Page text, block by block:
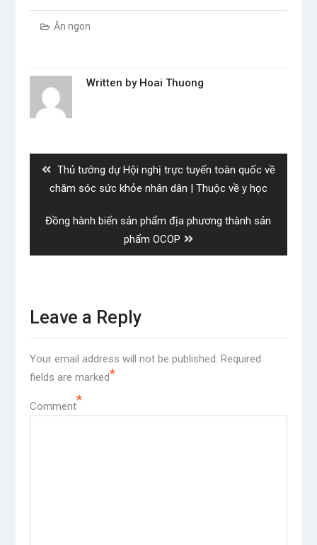
Ăn ngon
Written by Hoai Thuong
Previous
post:
Thủ tướng dự Hội nghị trực tuyến toàn quốc về
chăm sóc sức khỏe nhân dân | Thuộc về y học
Next
Đồng hành biến sản phẩm địa phương thành sản
phẩm OCOP
Leave a Reply
Your email address will not be published. Required
fields are marked*
Comment*